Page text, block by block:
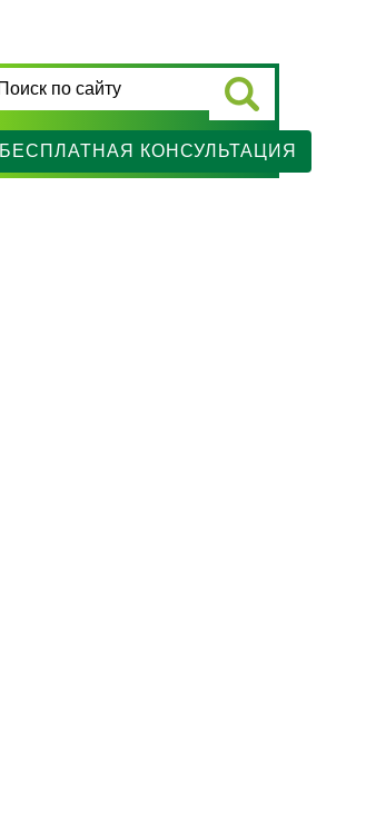
БЕСПЛАТНАЯ КОНСУЛЬТАЦИЯ